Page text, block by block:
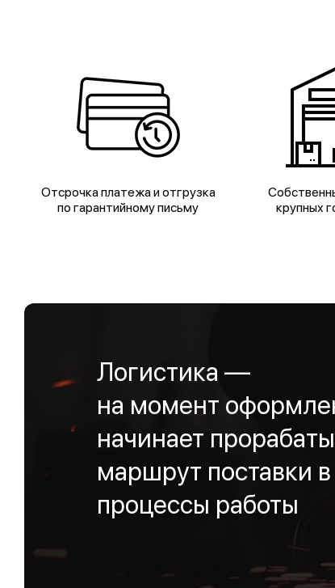
Отсрочка платежа и отгрузка
по гарантийному письму
крупных
Логистика —
на момент
начинает
маршрут поставки
процессы работы